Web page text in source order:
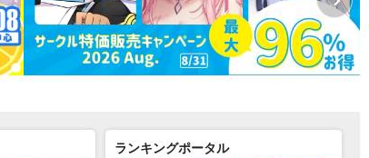
ランキングポータル